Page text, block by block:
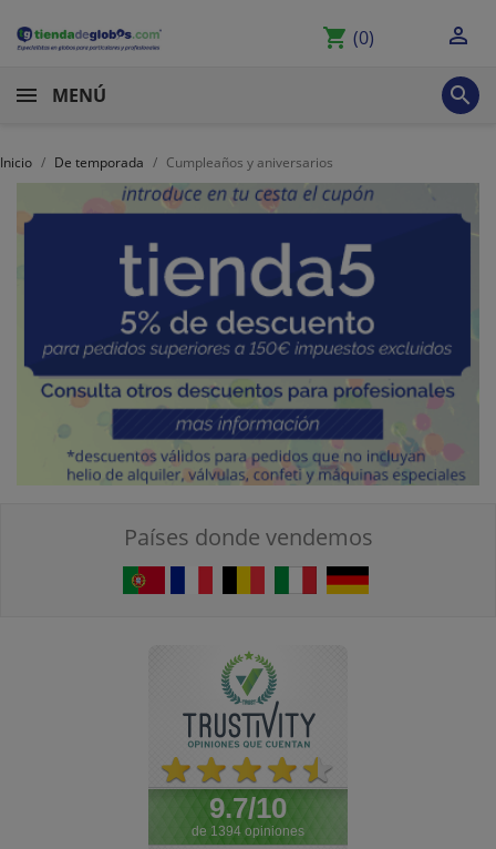
shopping_cart (0) 
MENÚ 
Inicio De temporada Cumpleaños y aniversarios
Países donde vendemos
9.7/10
de 1394 opiniones